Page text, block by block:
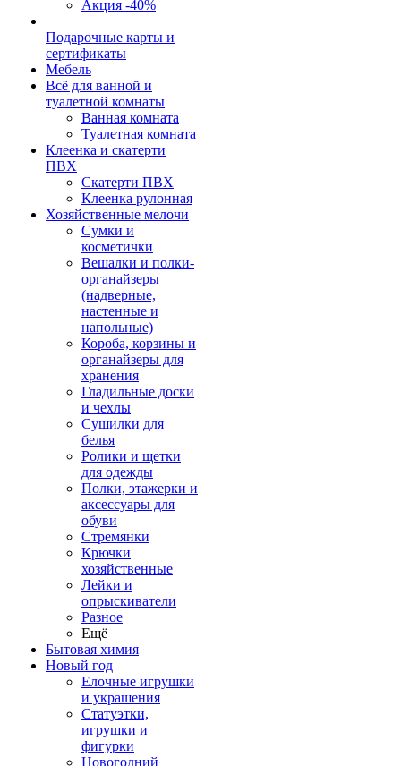
Акция -40%
Подарочные карты и
сертификаты
Мебель
Всё для ванной и
туалетной комнаты
Ванная комната
Туалетная комната
Клеенка и скатерти
ПВХ
Скатерти ПВХ
Клеенка рулонная
Хозяйственные мелочи
Сумки и
косметички
Вешалки и полки-
органайзеры
(надверные,
настенные и
напольные)
Короба, корзины и
органайзеры для
хранения
Гладильные доски
и чехлы
Сушилки для
белья
Ролики и щетки
для одежды
Полки, этажерки и
аксессуары для
обуви
Стремянки
Крючки
хозяйственные
Лейки и
опрыскиватели
Разное
Ещё
Бытовая химия
Новый год
Елочные игрушки
и украшения
Статуэтки,
игрушки и
фигурки
Новогодний